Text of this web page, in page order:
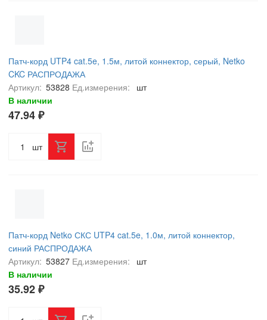
Патч-корд UTP4 cat.5e, 1.5м, литой коннектор, серый, Netko
CKC РАСПРОДАЖА
Артикул: 53828 Ед.измерения:
шт
В наличии
47.94 ₽
шт
Патч-корд Netko СКС UTP4 cat.5e, 1.0м, литой коннектор,
синий РАСПРОДАЖА
Артикул: 53827 Ед.измерения:
шт
В наличии
35.92 ₽